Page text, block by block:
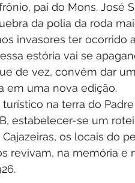
pai do Mons. José
da polia da roda
invasores ter ocorrido
estória vai se
de vez, convém dar
em uma nova edição.
na terra do
estabelecer-se um
os locais do
revivam, na memória e